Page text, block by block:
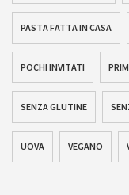
PASTA FATTA IN CASA
POCHI INVITATI
SENZA GLUTINE
UOVA VEGANO